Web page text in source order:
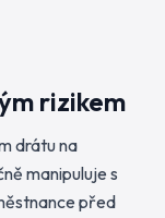
rizikem
drátu na
manipuluje s
před